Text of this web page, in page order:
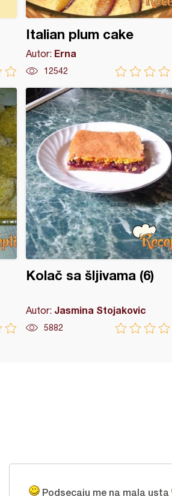
Italian plum cake
Autor: Erna
12542
Kolač sa šljivama (6)
Autor: Jasmina Stojakovic
5882
Podsecaju me na mala usta